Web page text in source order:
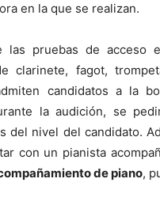
en la que se realizan.
las pruebas de acceso
clarinete, fagot,
candidatos a la
la audición, se
del nivel del candidato.
con un pianista
de piano,